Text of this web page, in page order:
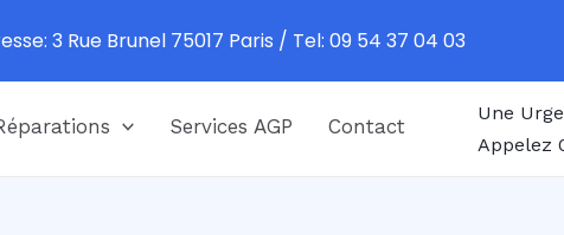
Services AGP Contact
Une
Appelez
3 Rue Brunel 75017 Paris / Tel: 09 54 37 04 03